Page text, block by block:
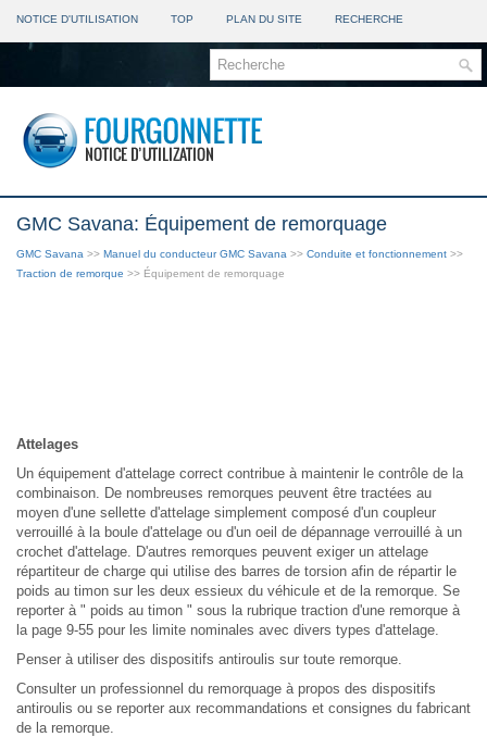
NOTICE D'UTILISATION TOP PLAN DU SITE RECHERCHE
GMC Savana: Équipement de remorquage
GMC Savana >> Manuel du conducteur GMC Savana >> Conduite et fonctionnement >>
Traction de remorque >> Équipement de remorquage
Attelages
Un équipement d'attelage correct contribue à maintenir le contrôle de la
combinaison. De nombreuses remorques peuvent être tractées au
moyen d'une sellette d'attelage simplement composé d'un coupleur
verrouillé à la boule d'attelage ou d'un oeil de dépannage verrouillé à un
crochet d'attelage. D'autres remorques peuvent exiger un attelage
répartiteur de charge qui utilise des barres de torsion afin de répartir le
poids au timon sur les deux essieux du véhicule et de la remorque. Se
reporter à " poids au timon " sous la rubrique traction d'une remorque à
la page 9-55 pour les limite nominales avec divers types d'attelage.
Penser à utiliser des dispositifs antiroulis sur toute remorque.
Consulter un professionnel du remorquage à propos des dispositifs
antiroulis ou se reporter aux recommandations et consignes du fabricant
de la remorque.